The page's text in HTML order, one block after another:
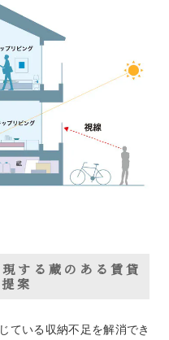
する蔵のある賃貸
案
ている収納不足を解消でき